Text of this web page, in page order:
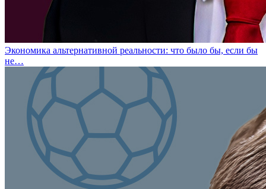
Экономика альтернативной реальности: что было бы, если бы
не…